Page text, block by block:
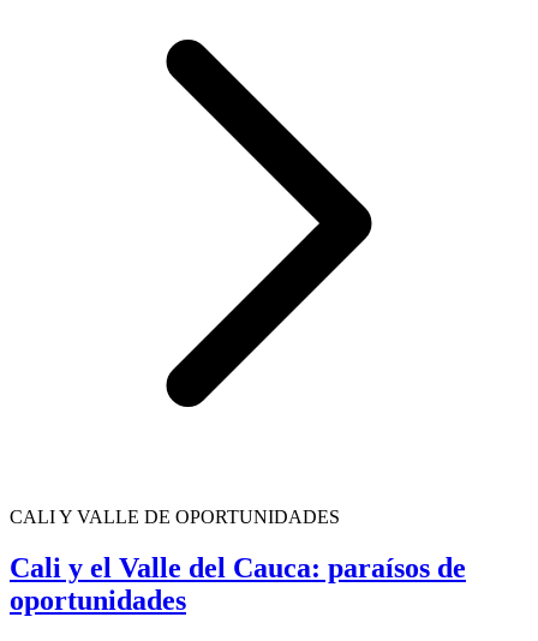
CALI Y VALLE DE OPORTUNIDADES
Cali y el Valle del Cauca: paraísos de
oportunidades